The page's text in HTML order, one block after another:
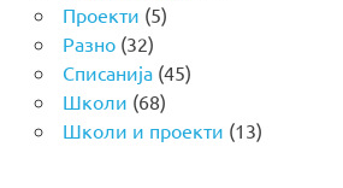
Проекти (5)
Разно(32)
Списанија(45)
Школи (68)
Школи и проекти (13)